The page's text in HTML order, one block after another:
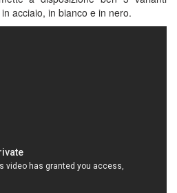
acciaio, in bianco e in nero.